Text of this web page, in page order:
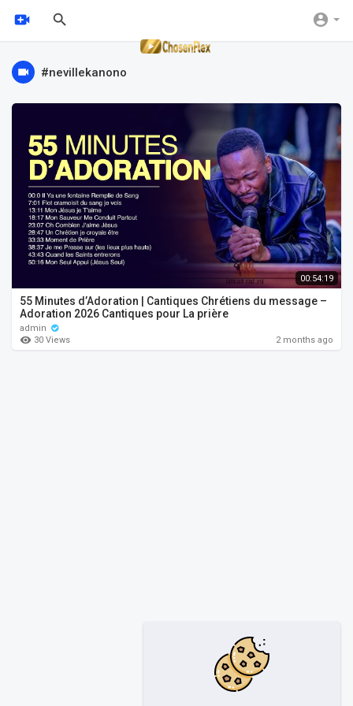
#nevillekanono
00:54:19
55 Minutes d’Adoration | Cantiques Chrétiens du message –
Adoration 2026 Cantiques pour La prière
admin
30 Views
2 months ago